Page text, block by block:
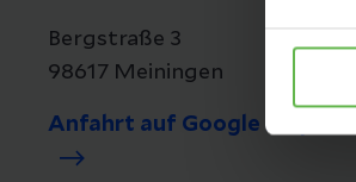
Bergstraße 3
98617 Meiningen
Anfahrt auf Google Maps